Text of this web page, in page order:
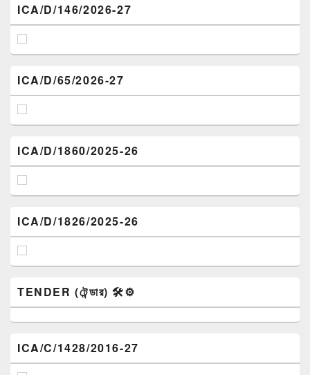
ICA/D/146/2026-27
ICA/D/65/2026-27
ICA/D/1860/2025-26
ICA/D/1826/2025-26
TENDER (টেন্ডার) 🛠️⚙️
ICA/C/1428/2016-27